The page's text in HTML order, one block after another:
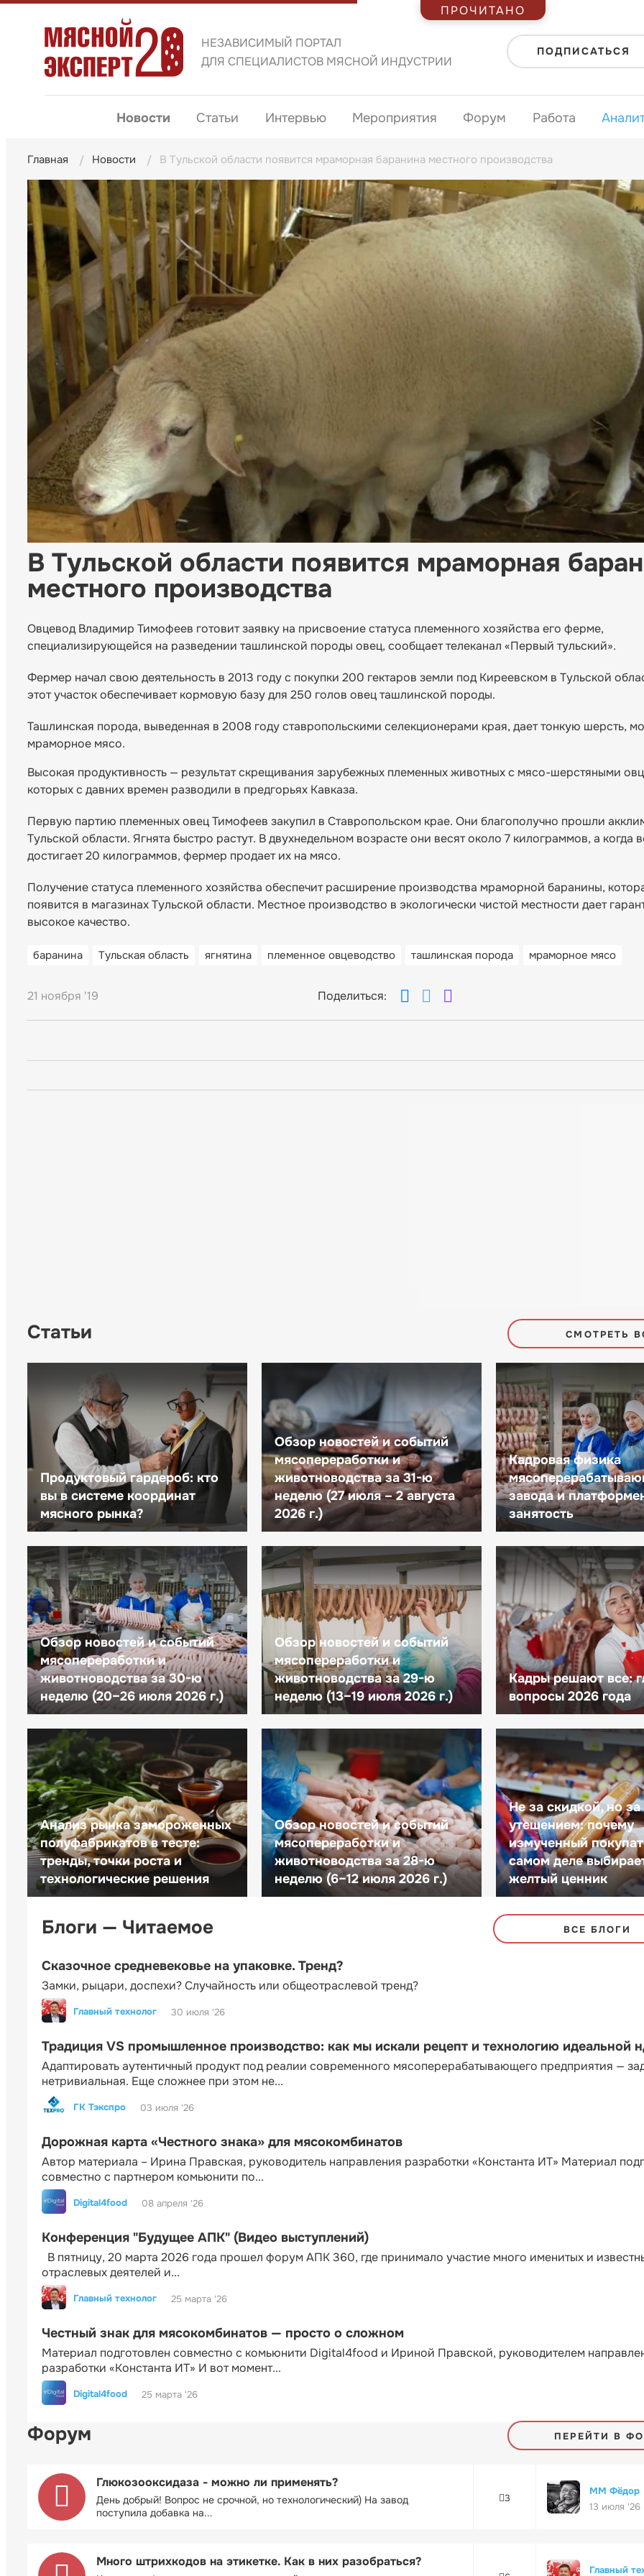
НЕЗАВИСИМЫЙ ПОРТАЛ
ДЛЯ СПЕЦИАЛИСТОВ МЯСНОЙ ИНДУСТРИИ
ПОДПИСАТЬСЯ
Новости Статьи Интервью Мероприятия Форум Работа
Главная Новости В Тульской области появится мраморная баранина местного производства
В Тульской области появится мраморная
местного производства
Овцевод Владимир Тимофеев готовит заявку на присвоение статуса племенного хозяйства его ферме,
специализирующейся на разведении ташлинской породы овец, сообщает телеканал «Первый тульский».
Фермер начал свою деятельность в 2013 году с покупки 200 гектаров земли под Киреевском в Тульской
этот участок обеспечивает кормовую базу для 250 голов овец ташлинской породы.
Ташлинская порода, выведенная в 2008 году ставропольскими селекционерами края, дает тонкую шерсть,
мраморное мясо.
Высокая продуктивность — результат скрещивания зарубежных племенных животных с мясо-шерстяными
которых с давних времен разводили в предгорьях Кавказа.
Первую партию племенных овец Тимофеев закупил в Ставропольском крае. Они благополучно прошли
Тульской области. Ягнята быстро растут. В двухнедельном возрасте они весят около 7 килограммов, а когда
достигает 20 килограммов, фермер продает их на мясо.
Получение статуса племенного хозяйства обеспечит расширение производства мраморной баранины,
появится в магазинах Тульской области. Местное производство в экологически чистой местности дает
высокое качество.
баранина Тульская область ягнятина племенное овцеводство ташлинская порода мраморное мясо
21 ноября '19 Поделиться:
Статьи СМОТРЕТЬ
Продуктовый гардероб: кто
вы в системе координат
мясного рынка?
Обзор новостей и событий
мясопереработки и
животноводства за 31-ю
неделю (27 июля – 2 августа
2026 г.)
Кадровая физика
завода и
занятость
Обзор новостей и событий
мясопереработки и
животноводства за 30-ю
неделю (20–26 июля 2026 г.)
Обзор новостей и событий
мясопереработки и
животноводства за 29-ю
неделю (13–19 июля 2026 г.)
Кадры решают все:
вопросы 2026 года
Анализ рынка замороженных
полуфабрикатов в тесте:
тренды, точки роста и
технологические решения
Обзор новостей и событий
мясопереработки и
животноводства за 28-ю
неделю (6–12 июля 2026 г.)
Не за скидкой, но за
утешением: почему
измученный
самом деле
желтый ценник
Блоги — Читаемое ВСЕ БЛОГИ
Сказочное средневековье на упаковке. Тренд?
Замки, рыцари, доспехи? Случайность или общеотраслевой тренд?
Главный технолог 30 июля '26
Традиция VS промышленное производство: как мы искали рецепт и технологию идеальной
Адаптировать аутентичный продукт под реалии современного мясоперерабатывающего предприятия —
нетривиальная. Еще сложнее при этом не...
ГК Тэкспро 03 июля '26
Дорожная карта «Честного знака» для мясокомбинатов
Автор материала – Ирина Правская, руководитель направления разработки «Константа ИТ» Материал
совместно с партнером комьюнити по...
Digital4food 08 апреля '26
Конференция "Будущее АПК" (Видео выступлений)
В пятницу, 20 марта 2026 года прошел форум АПК 360, где принимало участие много именитых и
отраслевых деятелей и...
Главный технолог 25 марта '26
Честный знак для мясокомбинатов — просто о сложном
Материал подготовлен совместно с комьюнити Digital4food и Ириной Правской, руководителем
разработки «Константа ИТ» И вот момент...
Digital4food 25 марта '26
Форум ПЕРЕЙТИ В
Глюкозооксидаза - можно ли применять?
День добрый! Вопрос не срочной, но технологический) На завод
поступила добавка на...
3
ММ Фёдор
13 июля '26
Много штрихкодов на этикетке. Как в них разобраться?
Главный
ПРОЧИТАНО